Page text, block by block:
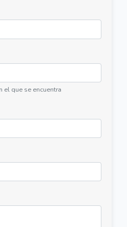
el que se encuentra